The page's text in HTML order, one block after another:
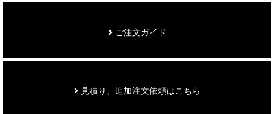
ご注文ガイド
見積り、追加注文依頼はこちら